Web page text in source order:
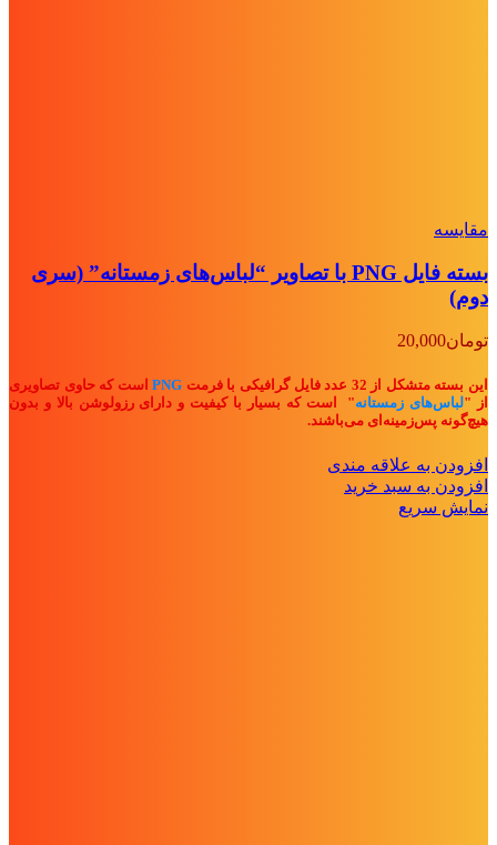
مقايسه
بسته فایل PNG با تصاویر “لباس‌های زمستانه” (سری
دوم)
تومان20,000
این بسته متشکل از 32 عدد فایل گرافیکی با فرمت PNGاست که حاوی تصاویری
از "لباس‌های زمستانه" است که بسیار با کیفیت و دارای رزولوشن بالا و بدون
هیچ‌گونه پس‌زمینه‌ای می‌باشند.
افزودن به علاقه مندی
افزودن به سبد خرید
نمایش سریع